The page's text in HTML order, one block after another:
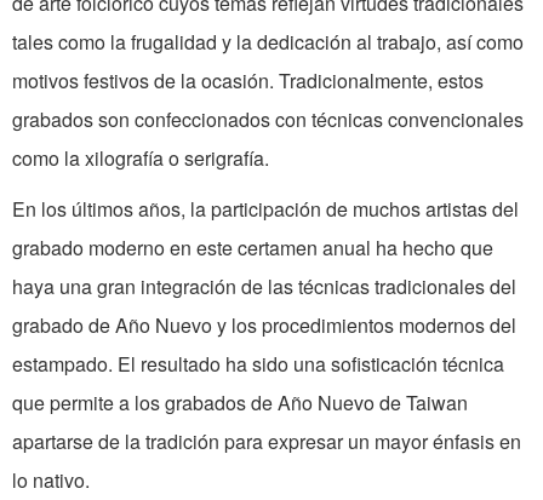
tales como la frugalidad y la dedicación al trabajo, así como
motivos festivos de la ocasión. Tradicionalmente, estos
grabados son confeccionados con técnicas convencionales
como la xilografía o serigrafía.
En los últimos años, la participación de muchos artistas del
grabado moderno en este certamen anual ha hecho que
haya una gran integración de las técnicas tradicionales del
grabado de Año Nuevo y los procedimientos modernos del
estampado. El resultado ha sido una sofisticación técnica
que permite a los grabados de Año Nuevo de Taiwan
apartarse de la tradición para expresar un mayor énfasis en
lo nativo.